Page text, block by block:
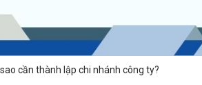
cần thành lập chi nhánh công ty?